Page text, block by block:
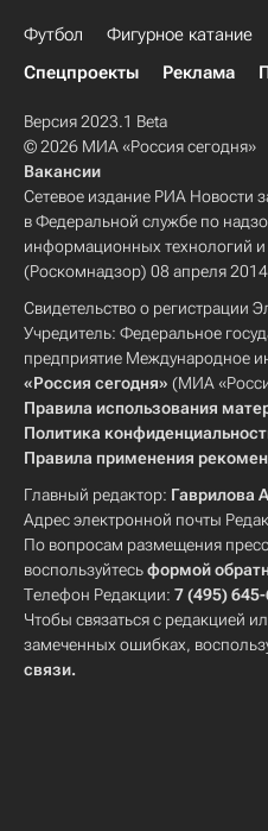
Футбол Фигурное катание
Спецпроекты
Реклама
Версия 2023.1 Beta
© 2026 МИА «Россия сегодня»
Вакансии
Сетевое издание РИА Новости
в Федеральной службе по
информационных технологий
(Роскомнадзор) 08 апреля 2014
Свидетельство о
Учредитель: Федеральное
предприятие Международное
«Россия сегодня» (МИА
Правила использования
Политика
Правила применения
Главный редактор: Гаврилова
Адрес электронной почты
По вопросам размещения
воспользуйтесьформой
Телефон Редакции: 7 (495) 645-
Чтобы связаться с редакцией
замеченных ошибках,
связи.